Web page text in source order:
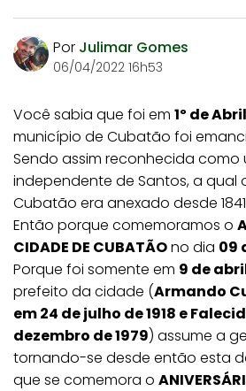
Por Julimar Gomes
06/04/2022 16h53
Você sabia que foi em 1º de
município de Cubatão foi
Sendo assim reconhecida como
independente de Santos, a qual
Cubatão era anexado desde
Então porque comemoramos o
CIDADE DE CUBATÃOno dia 09
Porque foi somente em 9 de
prefeito da cidade (Armando
em 24 de julho de 1918 e
dezembro de 1979) assume a
tornando-se desde então esta
que se comemora o